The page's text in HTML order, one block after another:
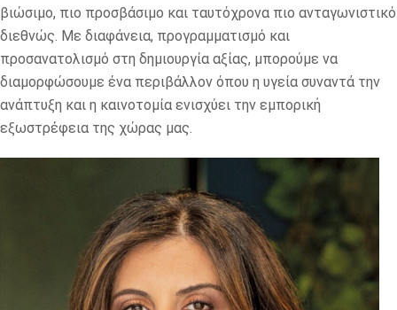
βιώσιμο, πιο προσβάσιμο και ταυτόχρονα πιο ανταγωνιστικό
διεθνώς. Με διαφάνεια, προγραμματισμό και
προσανατολισμό στη δημιουργία αξίας, μπορούμε να
διαμορφώσουμε ένα περιβάλλον όπου η υγεία συναντά την
ανάπτυξη και η καινοτομία ενισχύει την εμπορική
εξωστρέφεια της χώρας μας.